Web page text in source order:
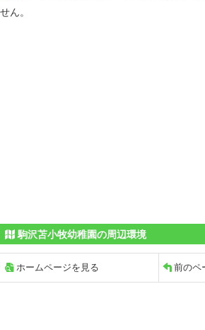
せん。
駒沢苫小牧幼稚園の周辺環境
ホームページを見る 前のペ